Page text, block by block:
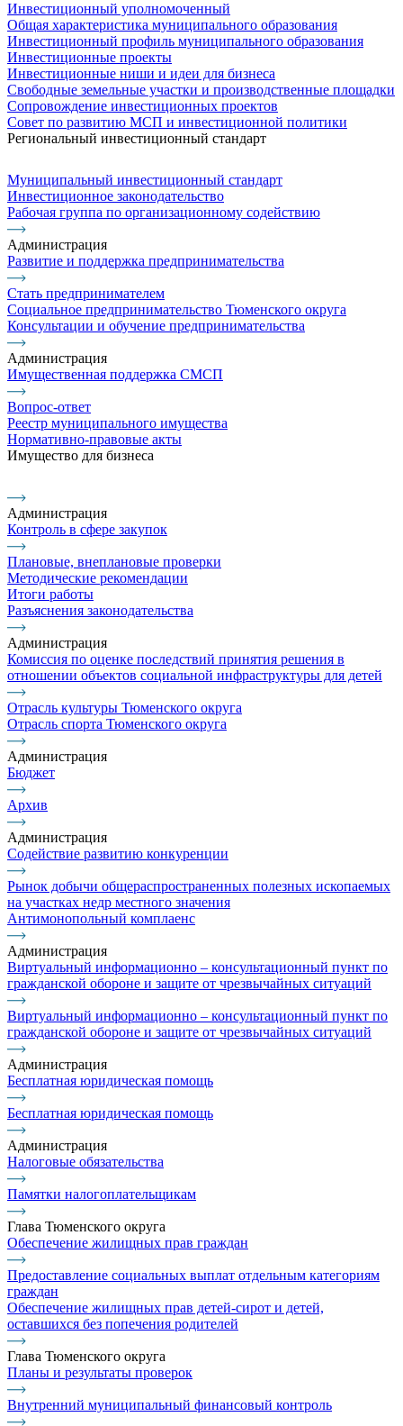
Инвестиционный уполномоченный
Общая характеристика муниципального образования
Инвестиционный профиль муниципального образования
Инвестиционные проекты
Инвестиционные ниши и идеи для бизнеса
Свободные земельные участки и производственные площадки
Сопровождение инвестиционных проектов
Совет по развитию МСП и инвестиционной политики
Региональный инвестиционный стандарт
Муниципальный инвестиционный стандарт
Инвестиционное законодательство
Рабочая группа по организационному содействию
Администрация
Развитие и поддержка предпринимательства
Стать предпринимателем
Социальное предпринимательство Тюменского округа
Консультации и обучение предпринимательства
Администрация
Имущественная поддержка СМСП
Вопрос-ответ
Реестр муниципального имущества
Нормативно-правовые акты
Имущество для бизнеса
Администрация
Контроль в сфере закупок
Плановые, внеплановые проверки
Методические рекомендации
Итоги работы
Разъяснения законодательства
Администрация
Комиссия по оценке последствий принятия решения в
отношении объектов социальной инфраструктуры для детей
Отрасль культуры Тюменского округа
Отрасль спорта Тюменского округа
Администрация
Бюджет
Архив
Администрация
Содействие развитию конкуренции
Рынок добычи общераспространенных полезных ископаемых
на участках недр местного значения
Антимонопольный комплаенс
Администрация
Виртуальный информационно – консультационный пункт по
гражданской обороне и защите от чрезвычайных ситуаций
Виртуальный информационно – консультационный пункт по
гражданской обороне и защите от чрезвычайных ситуаций
Администрация
Бесплатная юридическая помощь
Бесплатная юридическая помощь
Администрация
Налоговые обязательства
Памятки налогоплательщикам
Глава Тюменского округа
Обеспечение жилищных прав граждан
Предоставление социальных выплат отдельным категориям
граждан
Обеспечение жилищных прав детей-сирот и детей,
оставшихся без попечения родителей
Глава Тюменского округа
Планы и результаты проверок
Внутренний муниципальный финансовый контроль